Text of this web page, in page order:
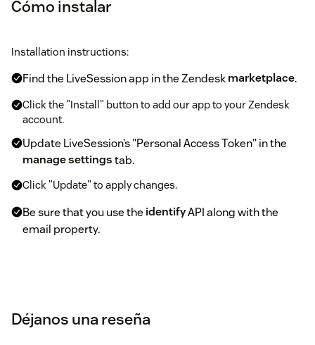
Cómo instalar
Installation instructions:
Find the LiveSession app in the Zendeskmarketplace.
Click the "Install" button to add our app to your Zendesk
account.
Update LiveSession’s "Personal Access Token" in the
manage settingstab.
Click "Update" to apply changes.
Be sure that you use the identifyAPI along with the
email property.
Déjanos una reseña